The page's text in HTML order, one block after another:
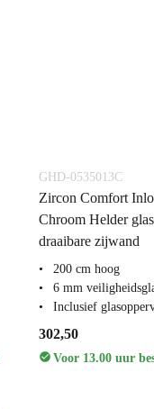
GHD-0535013C
Zircon Comfort
Chroom Helder
draaibare zijwand
200 cm hoog
6 mm
Inclusief
302,50
Voor 13.00 uur